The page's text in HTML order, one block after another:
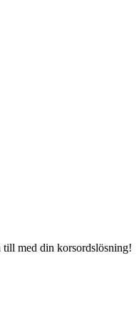
till med din korsordslösning!